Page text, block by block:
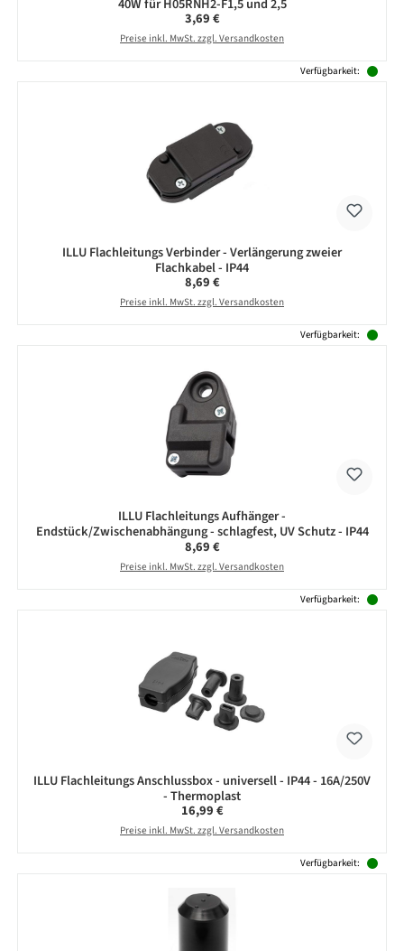
40W für H05RNH2-F1,5 und 2,5
Regulärer Preis:
3,69 €
Preise inkl. MwSt. zzgl. Versandkosten
Verfügbarkeit:
ILLU Flachleitungs Verbinder - Verlängerung zweier
Flachkabel - IP44
Regulärer Preis:
8,69 €
Preise inkl. MwSt. zzgl. Versandkosten
Verfügbarkeit:
ILLU Flachleitungs Aufhänger -
Endstück/Zwischenabhängung - schlagfest, UV Schutz - IP44
Regulärer Preis:
8,69 €
Preise inkl. MwSt. zzgl. Versandkosten
Verfügbarkeit:
ILLU Flachleitungs Anschlussbox - universell - IP44 - 16A/250V
- Thermoplast
Regulärer Preis:
16,99 €
Preise inkl. MwSt. zzgl. Versandkosten
Verfügbarkeit: